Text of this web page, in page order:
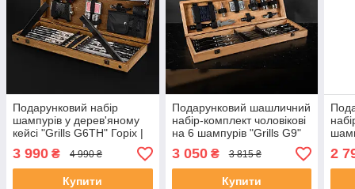
Подарунковий набір
шампурів у дерев'яному
кейсі "Grills G6TH" Горіх |
24 предметів +
Гравіювання на
замовлення
3 990 ₴ 4 990 ₴
Купити
Подарунковий шашличний
набір-комплект чоловікові
на 6 шампурів "Grills G9"
Світлий
3 050₴ 3 815 ₴
Купити
2